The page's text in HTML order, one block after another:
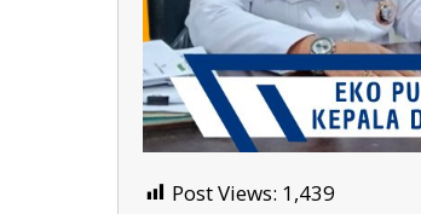
Post Views: 1,439